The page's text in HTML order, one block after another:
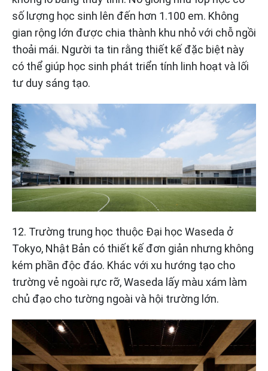
số lượng học sinh lên đến hơn 1.100 em. Không
gian rộng lớn được chia thành khu nhỏ với chỗ ngồi
thoải mái. Người ta tin rằng thiết kế đặc biệt này
có thể giúp học sinh phát triển tính linh hoạt và lối
tư duy sáng tạo.
12. Trường trung học thuộc Đại học Waseda ở
Tokyo, Nhật Bản có thiết kế đơn giản nhưng không
kém phần độc đáo. Khác với xu hướng tạo cho
trường vẻ ngoài rực rỡ, Waseda lấy màu xám làm
chủ đạo cho tường ngoài và hội trường lớn.